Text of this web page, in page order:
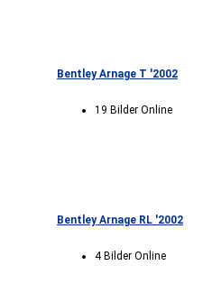
Bentley Arnage T '2002
19 Bilder Online
Bentley Arnage RL '2002
4 Bilder Online